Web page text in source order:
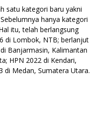
satu kategori baru yakni
hanya kategori
itu, telah berlangsung
di Lombok, NTB; berlanjut
Banjarmasin, Kalimantan
HPN 2022 di Kendari,
di Medan, Sumatera Utara.